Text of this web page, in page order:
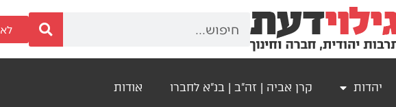
יהדות קרן אביה | זה"ב | בנ"א לחברו אודות